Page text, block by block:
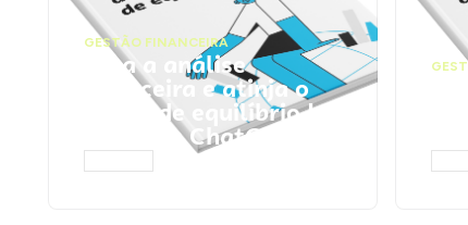
GESTÃO FINANCEIRA
Faça a análise
financeira e atinja o
ponto de equilíbrio |
Prompts ChatGPT